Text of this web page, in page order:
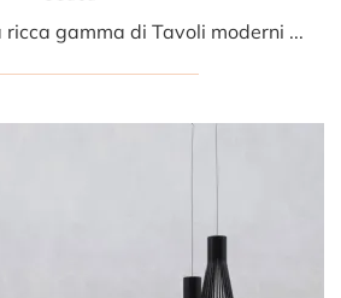
Clicca e scopri una ricca gamma di Tavoli moderni fissi da cucina! Il modello Holo di Pizzolato ti sta aspettando.